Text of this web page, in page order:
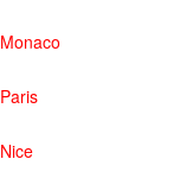
Monaco
Paris
Nice